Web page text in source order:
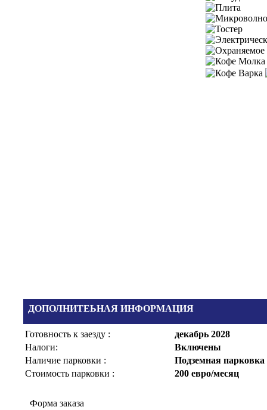
ДОПОЛНИТЕЬНАЯ ИНФОРМАЦИЯ
Готовность к заезду :
декабрь 2028
Налоги:
Включены
Наличие парковки :
Подземная парковка
Стоимость парковки :
200 евро/месяц
Форма заказа